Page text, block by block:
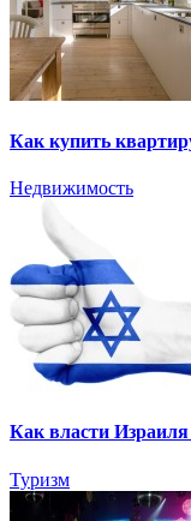
Как купить
Недвижимость
Как власти
Туризм